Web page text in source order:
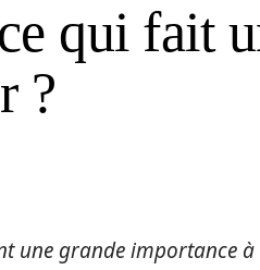
qui fait
?
une grande importance